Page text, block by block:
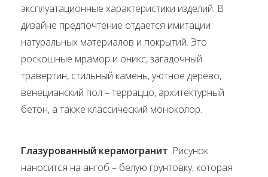
эксплуатационные характеристики изделий. В
дизайне предпочтение отдается имитации
натуральных материалов и покрытий. Это
роскошные мрамор и оникс, загадочный
травертин, стильный камень, уютное дерево,
венецианский пол – терраццо, архитектурный
бетон, а также классический моноколор.
Глазурованный керамогранит. Рисунок
наносится на ангоб – белую грунтовку, которая